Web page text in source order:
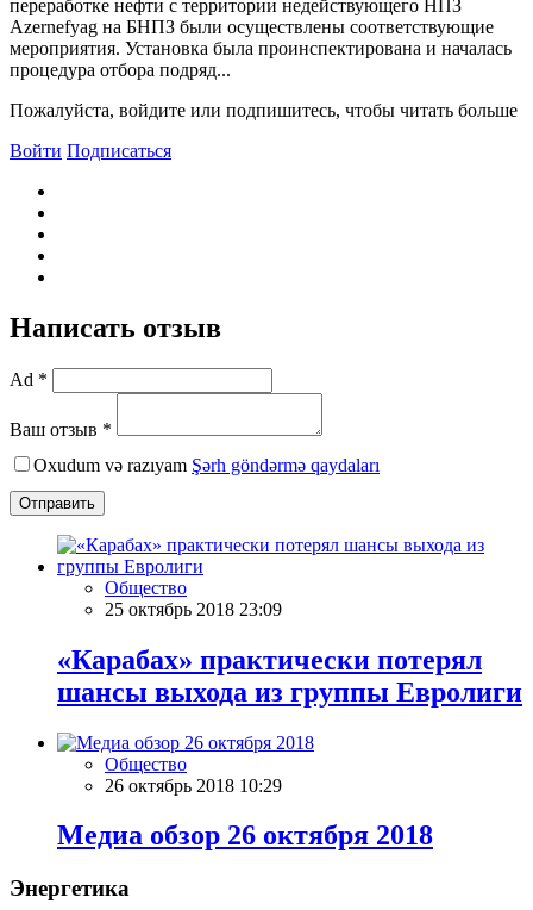
переработке нефти с территории недействующего НПЗ
Azernefyag на БНПЗ были осуществлены соответствующие
мероприятия. Установка была проинспектирована и началась
процедура отбора подряд...
Пожалуйста, войдите или подпишитесь, чтобы читать больше
Войти Подписаться
Написать отзыв
Ad *
Ваш отзыв *
Oxudum və razıyam Şərh göndərmə qaydaları
Отправить
Общество
25 октябрь 2018 23:09
«Карабах» практически потерял
шансы выхода из группы Евролиги
Общество
26 октябрь 2018 10:29
Meдиа обзор 26 октября 2018
Энергетика